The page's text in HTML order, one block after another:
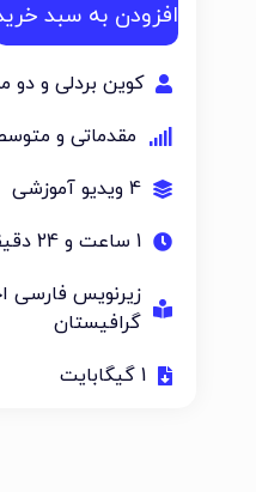
افزودن به سبد
کوین بردلی و دو
مقدماتی و
4 ویدیو آموزشی
1 ساعت و 24 دقیقه
زیرنویس
گرافیستان
1 گیگابایت